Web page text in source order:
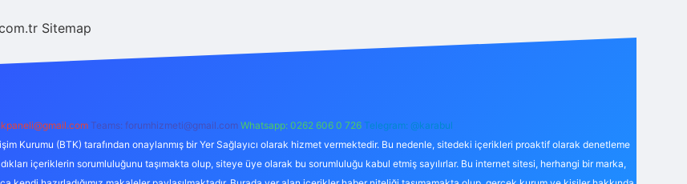
Sitemap
Teams: forumhizmeti@gmail.com Whatsapp: 0262 606 0 726 Telegram: @karabul
Kurumu (BTK) tarafından onaylanmış bir Yer Sağlayıcı olarak hizmet vermektedir. Bu nedenle, sitedeki içerikleri proaktif olarak denetleme
içeriklerin sorumluluğunu taşımakta olup, siteye üye olarak bu sorumluluğu kabul etmiş sayılırlar. Bu internet sitesi, herhangi bir marka,